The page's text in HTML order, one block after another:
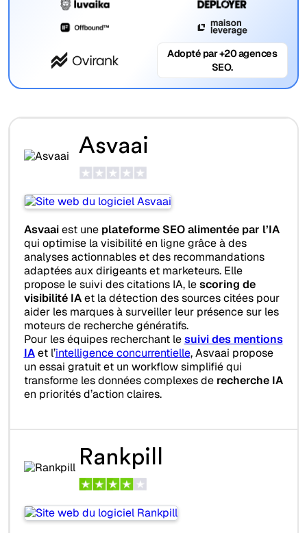
Adopté par +20 agences
SEO.
Asvaai
Asvaaiest une plateforme SEO alimentée par l’IA
qui optimise la visibilité en ligne grâce à des
analyses actionnables et des recommandations
adaptées aux dirigeants et marketeurs. Elle
propose le suivi des citations IA, lescoring de
visibilité IAet la détection des sources citées pour
aider les marques à surveiller leur présence sur les
moteurs de recherche génératifs.
Pour les équipes recherchant lesuivi des mentions
IAet l’intelligence concurrentielle, Asvaai propose
un essai gratuit et un workflow simplifié qui
transforme les données complexes de recherche IA
en priorités d’action claires.
Rankpill